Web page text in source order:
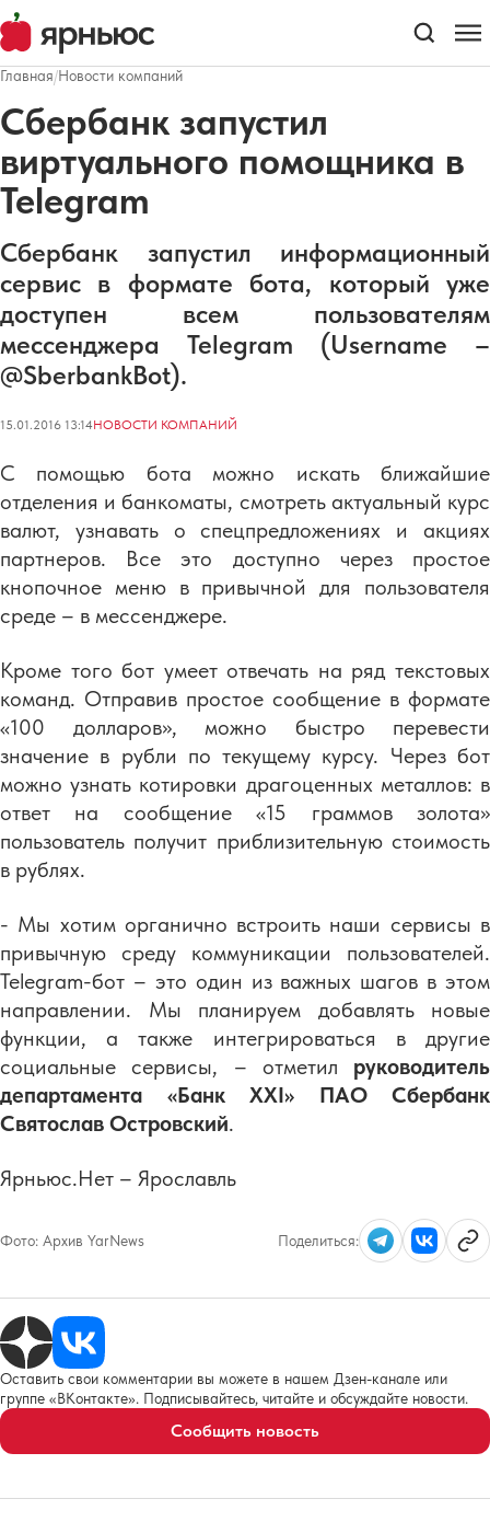
Главная/Новости компаний
Сбербанк запустил
виртуального помощника в
Telegram
Сбербанк запустил информационный
сервис в формате бота, который уже
доступен всем пользователям
мессенджера Telegram (Username –
@SberbankBot).
15.01.2016 13:14НОВОСТИ КОМПАНИЙ
С помощью бота можно искать ближайшие
отделения и банкоматы, смотреть актуальный курс
валют, узнавать о спецпредложениях и акциях
партнеров. Все это доступно через простое
кнопочное меню в привычной для пользователя
среде – в мессенджере.
Кроме того бот умеет отвечать на ряд текстовых
команд. Отправив простое сообщение в формате
«100 долларов», можно быстро перевести
значение в рубли по текущему курсу. Через бот
можно узнать котировки драгоценных металлов: в
ответ на сообщение «15 граммов золота»
пользователь получит приблизительную стоимость
в рублях.
- Мы хотим органично встроить наши сервисы в
привычную среду коммуникации пользователей.
Telegram-бот – это один из важных шагов в этом
направлении. Мы планируем добавлять новые
функции, а также интегрироваться в другие
социальные сервисы, – отметил руководитель
департамента «Банк XXI» ПАО Сбербанк
Святослав Островский.
Ярньюс.Нет – Ярославль
Фото: Архив YarNews Поделиться:
Оставить свои комментарии вы можете в нашем Дзен-канале или
группе «ВКонтакте». Подписывайтесь, читайте и обсуждайте новости.
Сообщить новость